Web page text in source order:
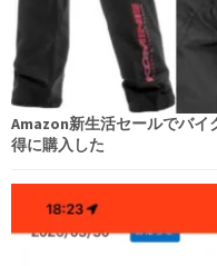
Amazon新生活セールでバイ
得に購入した